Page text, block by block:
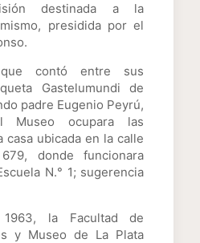
destinada a la
presidida por el
contó entre sus
Gastelumundi de
padre Eugenio Peyrú,
Museo ocupara las
casa ubicada en la calle
donde funcionara
N.° 1; sugerencia
la Facultad de
y Museo de La Plata